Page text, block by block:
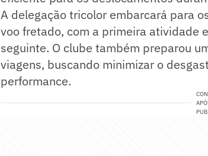
A delegação tricolor embarcará para
voo fretado, com a primeira atividade
seguinte. O clube também preparou
viagens, buscando minimizar o
performance.